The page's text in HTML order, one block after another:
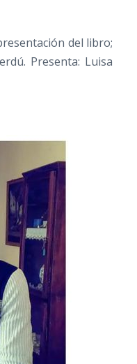
del libro;
Presenta: Luisa